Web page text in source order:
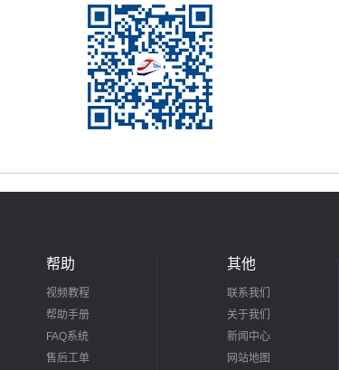
帮助
视频教程
帮助手册
FAQ系统
售后工单
其他
联系我们
关于我们
新闻中心
网站地图